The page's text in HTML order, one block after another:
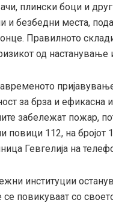
плински боци и
и безбедни места,
Правилното
од
за брза и ефикасна
забележат пожар,
повици 112, на бројот
Гевгелија на
институции
се повикуваат со